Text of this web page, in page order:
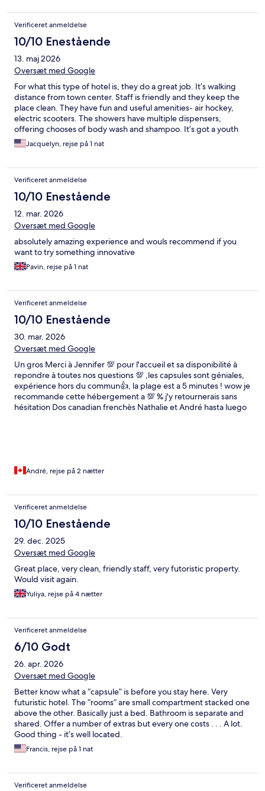
Verificeret anmeldelse
10/10 Enestående
13. maj 2026
Oversæt med Google
For what this type of hotel is, they do a great job. It’s walking
distance from town center. Staff is friendly and they keep the
place clean. They have fun and useful amenities- air hockey,
electric scooters. The showers have multiple dispensers,
offering chooses of body wash and shampoo. It’s got a youth
hostel vibe. But the pods provide more privacy than bunk beds.
I would have liked better vending machines in the lobby, and
Jacquelyn, rejse på 1 nat
Verificeret anmeldelse
10/10 Enestående
12. mar. 2026
Oversæt med Google
absolutely amazing experience and wouls recommend if you
want to try something innovative
Pavin, rejse på 1 nat
Verificeret anmeldelse
10/10 Enestående
30. mar. 2026
Oversæt med Google
Un gros Merci à Jennifer 💯 pour l'accueil et sa disponibilité à
repondre à toutes nos questions 💯 ,les capsules sont géniales,
expérience hors du commun👍, la plage est a 5 minutes ! wow je
recommande cette hébergement a 💯 % j'y retournerais sans
hésitation Dos canadian frenchès Nathalie et André hasta luego
André, rejse på 2 nætter
Verificeret anmeldelse
10/10 Enestående
29. dec. 2025
Oversæt med Google
Great place, very clean, friendly staff, very futoristic property.
Would visit again.
Yuliya, rejse på 4 nætter
Verificeret anmeldelse
6/10 Godt
26. apr. 2026
Oversæt med Google
Better know what a “capsule” is before you stay here. Very
futuristic hotel. The “rooms” are small compartment stacked one
above the other. Basically just a bed. Bathroom is separate and
shared. Offer a number of extras but every one costs . . . A lot.
Good thing - it’s well located.
Francis, rejse på 1 nat
Verificeret anmeldelse